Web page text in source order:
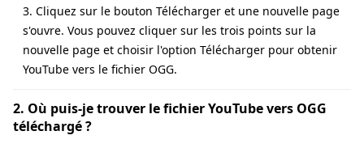
3. Cliquez sur le bouton Télécharger et une nouvelle page
s'ouvre. Vous pouvez cliquer sur les trois points sur la
nouvelle page et choisir l'option Télécharger pour obtenir
YouTube vers le fichier OGG.
2. Où puis-je trouver le fichier YouTube vers OGG
téléchargé ?